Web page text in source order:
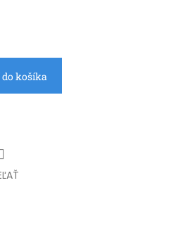
košíka